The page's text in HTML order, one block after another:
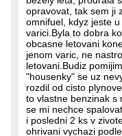
opravovat, tak sem ji
omnifuel, kdyz jeste
varici.Byla to dobra
obcasne letovani
jenom varic, ne
letovani.Budiz
"housenky" se uz
rozdil od cisto
to vlastne benzinak s
se mi nechce
i posledni 2 ks v
ohrivani vychazi